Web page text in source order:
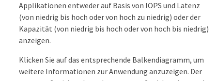
Applikationen entweder auf Basis von IOPS und Latenz
(von niedrig bis hoch oder von hoch zu niedrig) oder der
Kapazität (von niedrig bis hoch oder von hoch bis niedrig)
anzeigen.
Klicken Sie auf das entsprechende Balkendiagramm, um
weitere Informationen zur Anwendung anzuzeigen. Der